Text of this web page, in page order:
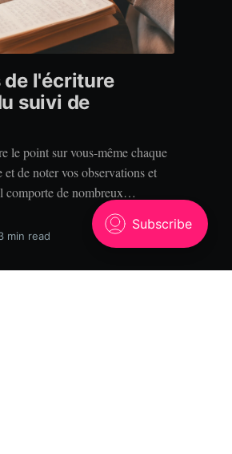
de l'écriture
suivi de
le point sur vous-même chaque
de noter vos observations et
comporte de nombreux
tenir un journal? Clarté. Vous
votre expérience à quelqu’un
min read